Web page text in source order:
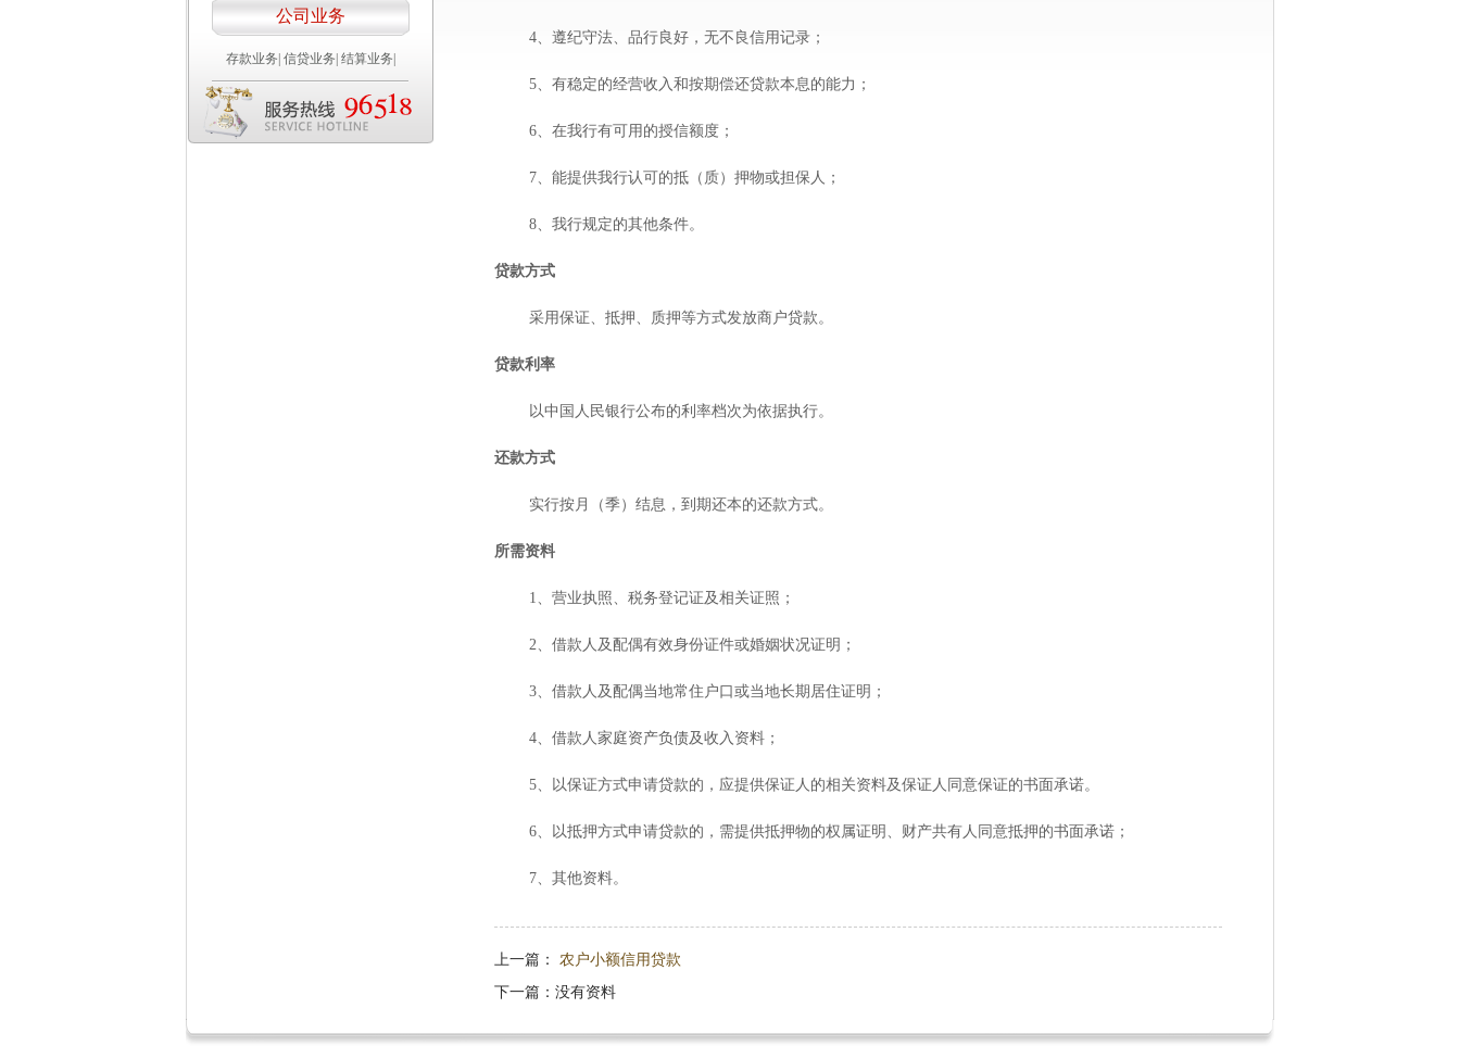
公司业务
存款业务 信贷业务 结算业务
4、遵纪守法、品行良好，无不良信用记录；
5、有稳定的经营收入和按期偿还贷款本息的能力；
6、在我行有可用的授信额度；
7、能提供我行认可的抵（质）押物或担保人；
8、我行规定的其他条件。
贷款方式
采用保证、抵押、质押等方式发放商户贷款。
贷款利率
以中国人民银行公布的利率档次为依据执行。
还款方式
实行按月（季）结息，到期还本的还款方式。
所需资料
1、营业执照、税务登记证及相关证照；
2、借款人及配偶有效身份证件或婚姻状况证明；
3、借款人及配偶当地常住户口或当地长期居住证明；
4、借款人家庭资产负债及收入资料；
5、以保证方式申请贷款的，应提供保证人的相关资料及保证人同意保证的书面承诺。
6、以抵押方式申请贷款的，需提供抵押物的权属证明、财产共有人同意抵押的书面承诺；
7、其他资料。
上一篇： 农户小额信用贷款
下一篇： 没有资料